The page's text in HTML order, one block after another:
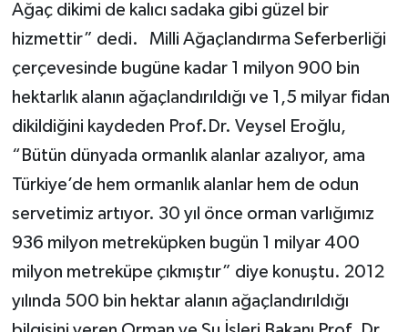
Ağaç dikimi de kalıcı sadaka gibi güzel bir
hizmettir” dedi. Milli Ağaçlandırma Seferberliği
çerçevesinde bugüne kadar 1 milyon 900 bin
hektarlık alanın ağaçlandırıldığı ve 1,5 milyar fidan
dikildiğini kaydeden Prof.Dr. Veysel Eroğlu,
“Bütün dünyada ormanlık alanlar azalıyor, ama
Türkiye’de hem ormanlık alanlar hem de odun
servetimiz artıyor. 30 yıl önce orman varlığımız
936 milyon metreküpken bugün 1 milyar 400
milyon metreküpe çıkmıştır” diye konuştu. 2012
yılında 500 bin hektar alanın ağaçlandırıldığı